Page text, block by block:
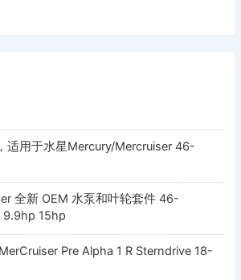
适用于水星Mercury/Mercruiser 46-
全新 OEM 水泵和叶轮套件 46-
15hp
Pre Alpha 1 R Sterndrive 18-